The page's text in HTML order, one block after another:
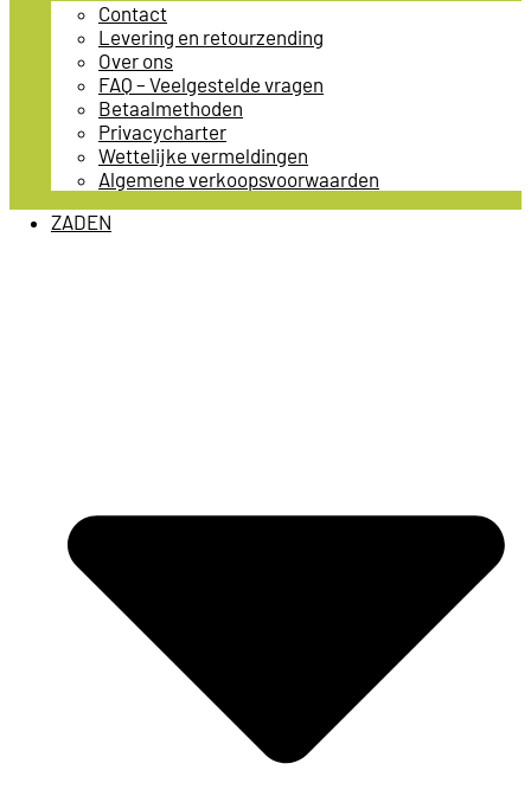
Contact
Levering en retourzending
Over ons
FAQ – Veelgestelde vragen
Betaalmethoden
Privacycharter
Wettelijke vermeldingen
Algemene verkoopsvoorwaarden
ZADEN